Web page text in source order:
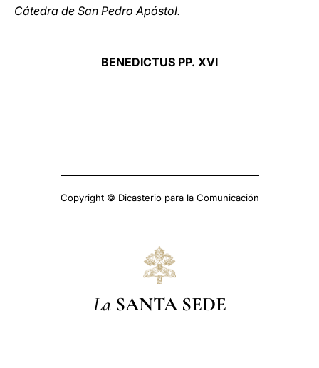
Cátedra de San Pedro Apóstol.
BENEDICTUS PP. XVI
Copyright © Dicasterio para la Comunicación
La SANTA SEDE